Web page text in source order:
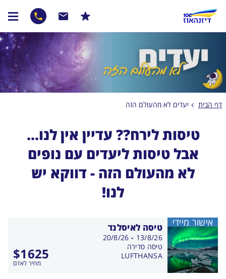
דף הבית יעדים לא מהעולם הזה
טיסות לירח?? עדיין אין לנו...
אבל טיסות ליעדים עם נופים
לא מהעולם הזה - דווקא יש
לנו!
טיסה לאיסלנד
$1625
מחיר לאדם
בין
התאריכים,
13/8/26
-
20/8/26
טיסה סדירה
LUFTHANSA
אישור מיידי